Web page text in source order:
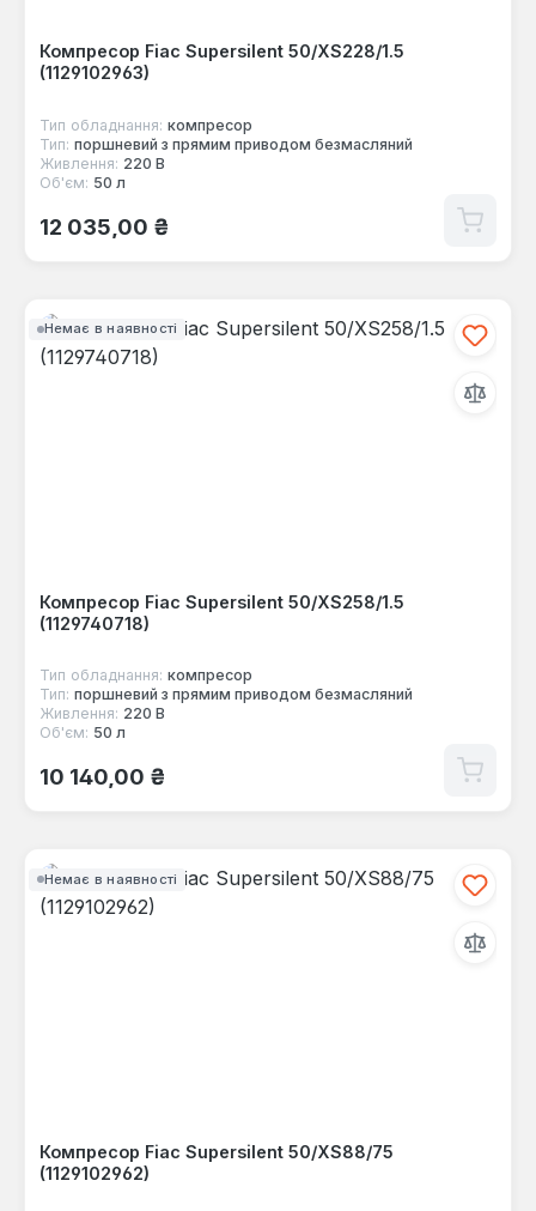
Компресор Fiac Supersilent 50/XS228/1.5
(1129102963)
Тип обладнання: компресор
Тип: поршневий з прямим приводом безмасляний
Живлення: 220 В
Об'єм: 50 л
Звичайна ціна:
12 035,00 ₴
Немає в наявності
Компресор Fiac Supersilent 50/XS258/1.5
(1129740718)
Тип обладнання: компресор
Тип: поршневий з прямим приводом безмасляний
Живлення: 220 В
Об'єм: 50 л
Звичайна ціна:
10 140,00 ₴
Немає в наявності
Компресор Fiac Supersilent 50/XS88/75
(1129102962)